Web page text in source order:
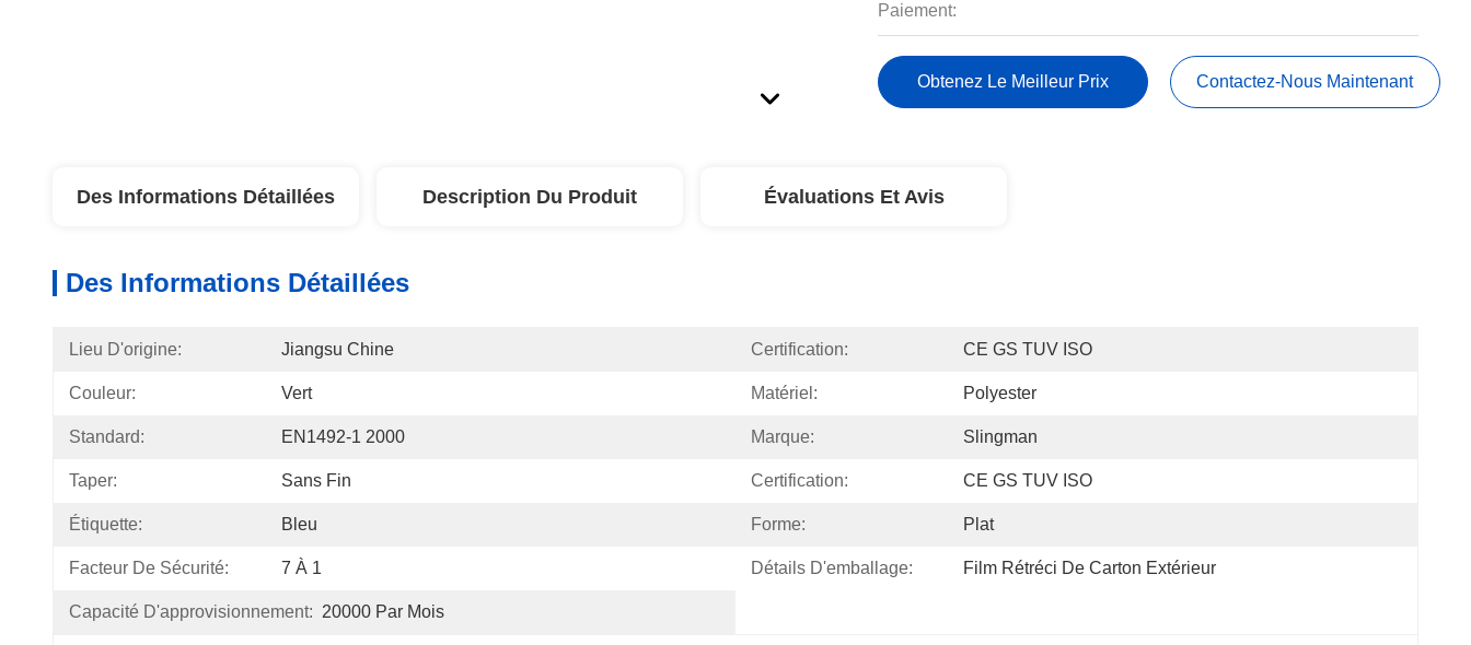
Paiement:
Obtenez Le Meilleur Prix Contactez-Nous Maintenant
Des Informations Détaillées Description Du Produit Évaluations Et Avis
Des Informations Détaillées
Lieu D'origine: Jiangsu Chine Certification: CE GS TUV ISO
Couleur: Vert Matériel: Polyester
Standard: EN1492-1 2000 Marque: Slingman
Taper: Sans Fin Certification: CE GS TUV ISO
Étiquette: Bleu Forme: Plat
Facteur De Sécurité: 7 À 1 Détails D'emballage: Film Rétréci De Carton Extérieur
Capacité D'approvisionnement: 20000 Par Mois